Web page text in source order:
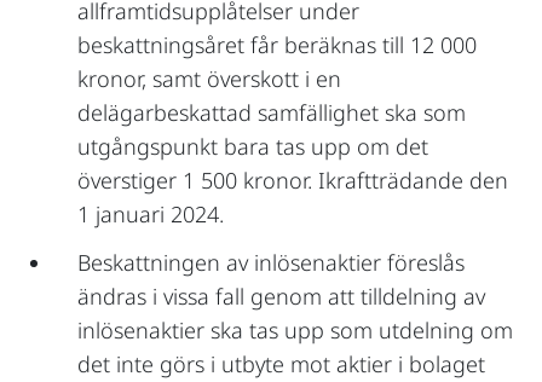
allframtidsupplåtelser under
beskattningsåret får beräknas till 12 000
kronor, samt överskott i en
delägarbeskattad samfällighet ska som
utgångspunkt bara tas upp om det
överstiger 1 500 kronor. Ikraftträdande den
1 januari 2024.
Beskattningen av inlösenaktier föreslås
ändras i vissa fall genom att tilldelning av
inlösenaktier ska tas upp som utdelning om
det inte görs i utbyte mot aktier i bolaget